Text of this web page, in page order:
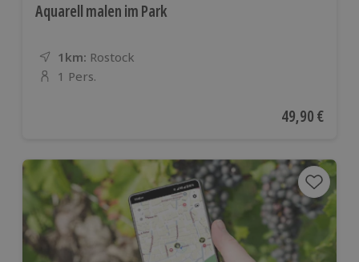
Aquarell malen im Park
1km: Entfernung
Standort
Rostock
Anzahl der Teilnehmer
1 Pers.
Aktueller
49,90 €